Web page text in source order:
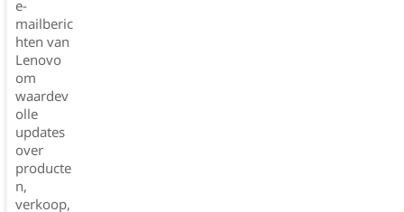
e-
mailberic
hten van
Lenovo
om
waardev
olle
updates
over
producte
n,
verkoop,